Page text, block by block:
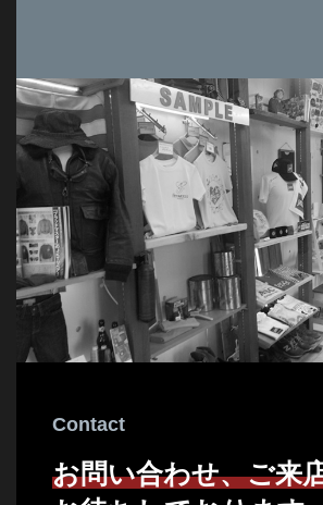
Contact
お問い合わせ、ご来